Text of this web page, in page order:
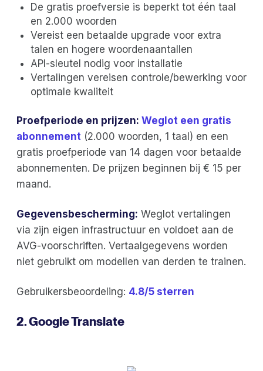
De gratis proefversie is beperkt tot één taal
en 2.000 woorden
Vereist een betaalde upgrade voor extra
talen en hogere woordenaantallen
API-sleutel nodig voor installatie
Vertalingen vereisen controle/bewerking voor
optimale kwaliteit
Proefperiode en prijzen: Weglot een gratis
abonnement (2.000 woorden, 1 taal) en een
gratis proefperiode van 14 dagen voor betaalde
abonnementen. De prijzen beginnen bij € 15 per
maand.
Gegevensbescherming: Weglot vertalingen
via zijn eigen infrastructuur en voldoet aan de
AVG-voorschriften. Vertaalgegevens worden
niet gebruikt om modellen van derden te trainen.
Gebruikersbeoordeling: 4.8/5 sterren
2. Google Translate